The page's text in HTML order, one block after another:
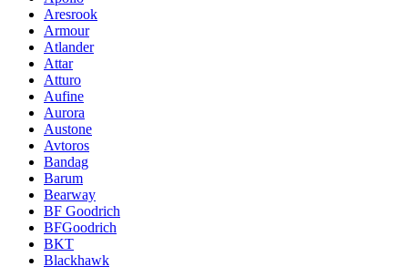
Aresrook
Armour
Atlander
Attar
Atturo
Aufine
Aurora
Austone
Avtoros
Bandag
Barum
Bearway
BF Goodrich
BFGoodrich
BKT
Blackhawk